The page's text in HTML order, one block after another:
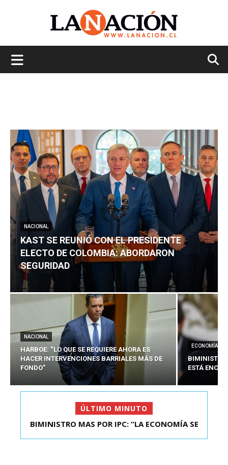
NACIONAL
KAST SE REUNIÓ CON EL PRESIDENTE
ELECTO DE COLOMBIA: ABORDARON
SEGURIDAD
NACIONAL
HARBOE: “LO QUE SE REQUIERE AHORA ES
HACER INTERVENCIONES BARRIALES MÁS DE
FONDO”
ECONOMÍA
BIMINISTRO
ESTÁ
ÚLTIMO MINUTO
KAST SE REUNIÓ CON EL PRESIDENTE ELECTO DE
BIMINISTRO MAS POR IPC: “LA ECONOMÍA SE